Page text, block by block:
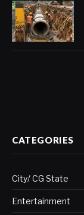
CATEGORIES
City/ CG State
Entertainment